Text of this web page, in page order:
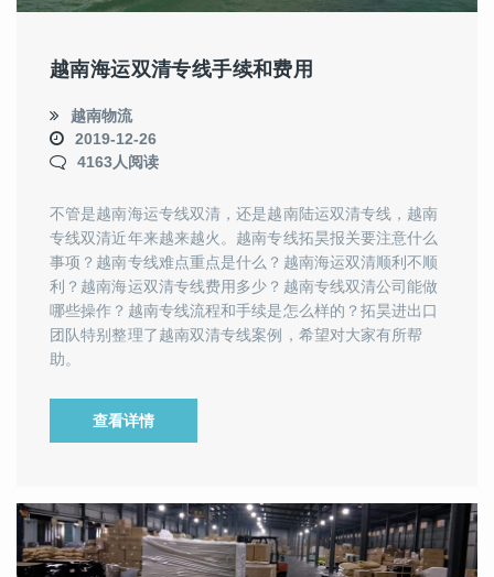
越南海运双清专线手续和费用
越南物流
2019-12-26
4163人阅读
不管是越南海运专线双清，还是越南陆运双清专线，越南
专线双清近年来越来越火。越南专线拓昊报关要注意什么
事项？越南专线难点重点是什么？越南海运双清顺利不顺
利？越南海运双清专线费用多少？越南专线双清公司能做
哪些操作？越南专线流程和手续是怎么样的？拓昊进出口
团队特别整理了越南双清专线案例，希望对大家有所帮
助。
查看详情